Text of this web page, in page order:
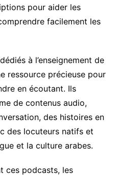
pour aider les
facilement les
à l’enseignement de
ressource précieuse pour
en écoutant. Ils
de contenus audio,
des histoires en
des locuteurs natifs et
et la culture arabes.
ces podcasts, les